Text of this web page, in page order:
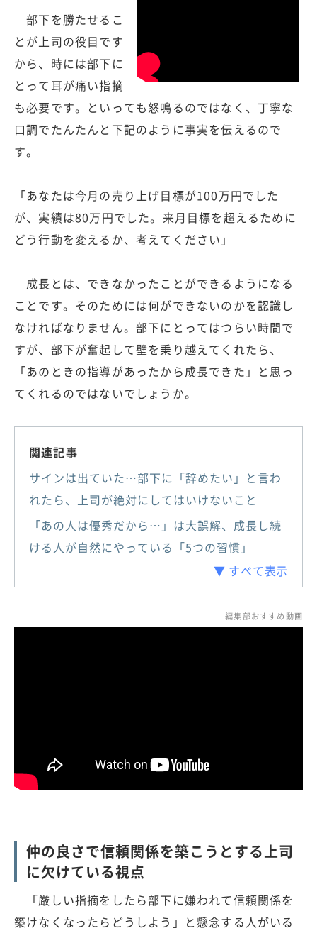
部下を勝たせるこ
とが上司の役目です
から、時には部下に
とって耳が痛い指摘
も必要です。といっても怒鳴るのではなく、丁寧な
口調でたんたんと下記のように事実を伝えるので
す。
「あなたは今月の売り上げ目標が100万円でした
が、実績は80万円でした。来月目標を超えるために
どう行動を変えるか、考えてください」
成長とは、できなかったことができるようになる
ことです。そのためには何ができないのかを認識し
なければなりません。部下にとってはつらい時間で
すが、部下が奮起して壁を乗り越えてくれたら、
「あのときの指導があったから成長できた」と思っ
てくれるのではないでしょうか。
関連記事
サインは出ていた…部下に「辞めたい」と言わ
れたら、上司が絶対にしてはいけないこと
「あの人は優秀だから…」は大誤解、成長し続
ける人が自然にやっている「5つの習慣」
▼ すべて表示
編集部おすすめ動画
仲の良さで信頼関係を築こうとする上司
に欠けている視点
「厳しい指摘をしたら部下に嫌われて信頼関係を
築けなくなったらどうしよう」と懸念する人がいる